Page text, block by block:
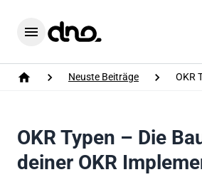
Menu
Home
Neuste Beiträge
OKR Typen – Die
deiner OKR